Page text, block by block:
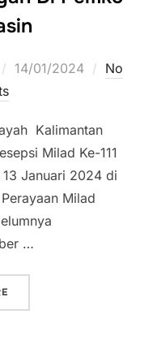
Posted
14/01/2024
No
Kalimantan
Milad Ke-111
Januari 2024 di
Milad
…